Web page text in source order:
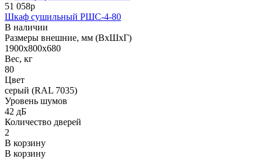
51 058р
Шкаф сушильный РШС-4-80
В наличии
Размеры внешние, мм (ВхШхГ)
1900х800х680
Вес, кг
80
Цвет
серый (RAL 7035)
Уровень шумов
42 дБ
Количество дверей
2
В корзину
В корзину